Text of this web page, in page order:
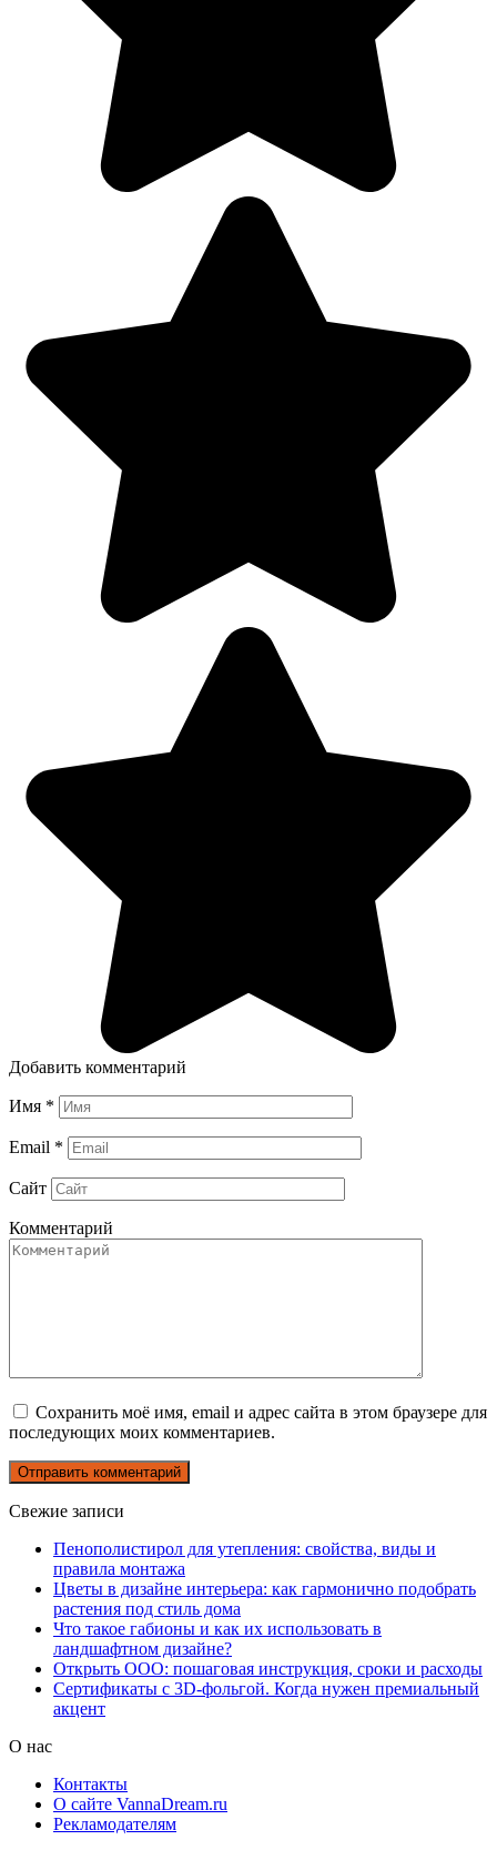
Добавить комментарий
Имя *
Email *
Сайт
Комментарий
Сохранить моё имя, email и адрес сайта в этом браузере для
последующих моих комментариев.
Свежие записи
Пенополистирол для утепления: свойства, виды и
правила монтажа
Цветы в дизайне интерьера: как гармонично подобрать
растения под стиль дома
Что такое габионы и как их использовать в
ландшафтном дизайне?
Открыть ООО: пошаговая инструкция, сроки и расходы
Сертификаты с 3D-фольгой. Когда нужен премиальный
акцент
О нас
Контакты
О сайте VannaDream.ru
Рекламодателям